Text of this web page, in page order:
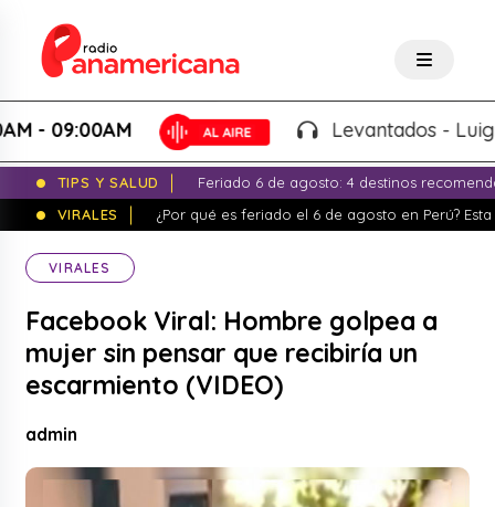
Levantados - Luigui
TIPS Y SALUD
Feriado 6 de agosto: 4 destinos
VIRALES
¿Por qué es feriado el 6 de agosto en Perú?
VIRALES
Facebook Viral: Hombre golpea a
mujer sin pensar que recibiría un
escarmiento (VIDEO)
admin